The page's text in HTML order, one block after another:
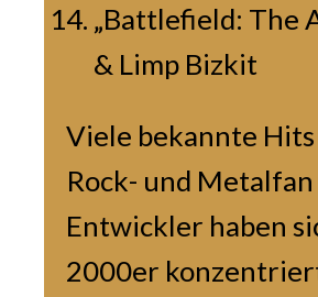
„Battlefield: The
& Limp Bizkit
Viele bekannte
Rock- und
Entwickler haben
2000er